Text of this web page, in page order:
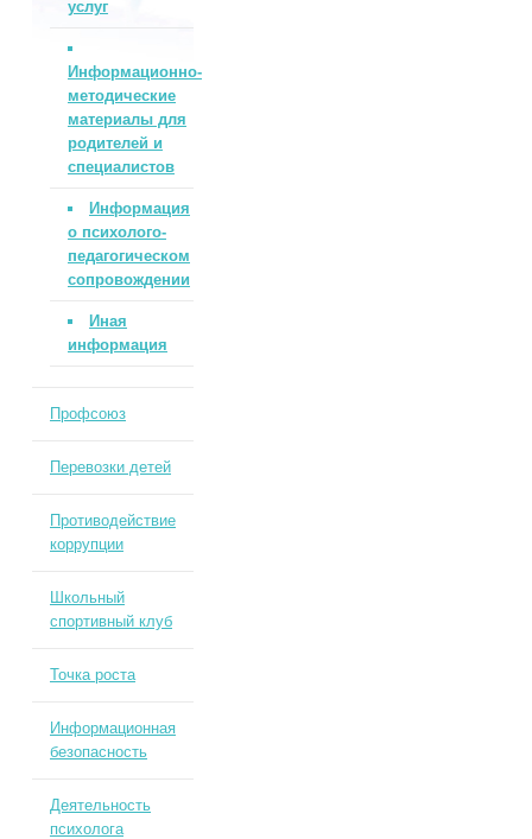
услуг
Информационно-
методические
материалы для
родителей и
специалистов
Информация
о психолого-
педагогическом
сопровождении
Иная
информация
Профсоюз
Перевозки детей
Противодействие
коррупции
Школьный
спортивный клуб
Точка роста
Информационная
безопасность
Деятельность
психолога